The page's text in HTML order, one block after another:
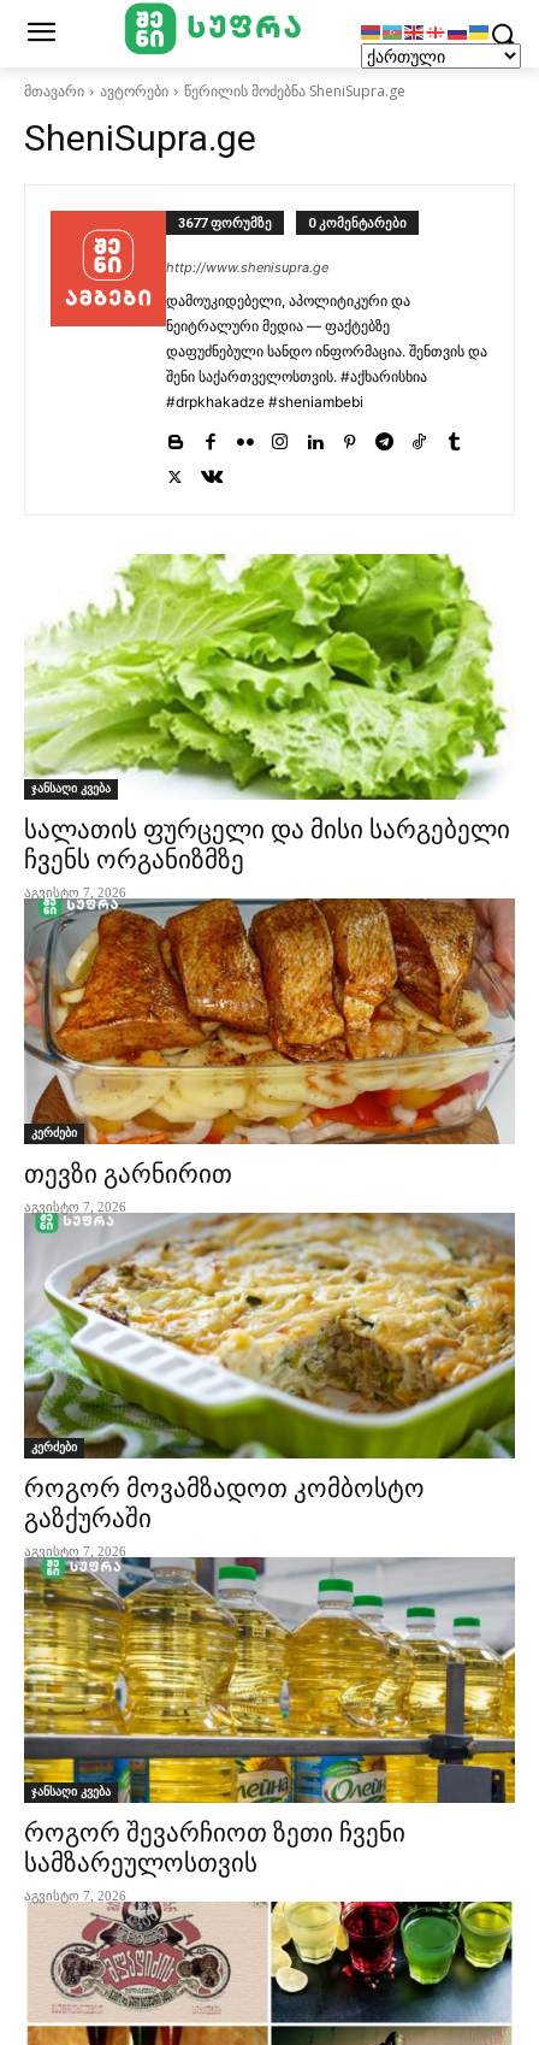
მთავარი ავტორები წერილის მოძებნა SheniSupra.ge
SheniSupra.ge
3677 ფორუმზე 0 კომენტარები
http://www.shenisupra.ge
დამოუკიდებელი, აპოლიტიკური და
ნეიტრალური მედია — ფაქტებზე
დაფუძნებული სანდო ინფორმაცია. შენთვის და
შენი საქართველოსთვის. #აქხარისხია
#drpkhakadze #sheniambebi
ჯანსაღი კვება
სალათის ფურცელი და მისი სარგებელი
ჩვენს ორგანიზმზე
აგვისტო 7, 2026
კერძები
თევზი გარნირით
აგვისტო 7, 2026
კერძები
როგორ მოვამზადოთ კომბოსტო
გაზქურაში
აგვისტო 7, 2026
ჯანსაღი კვება
როგორ შევარჩიოთ ზეთი ჩვენი
სამზარეულოსთვის
აგვისტო 7, 2026